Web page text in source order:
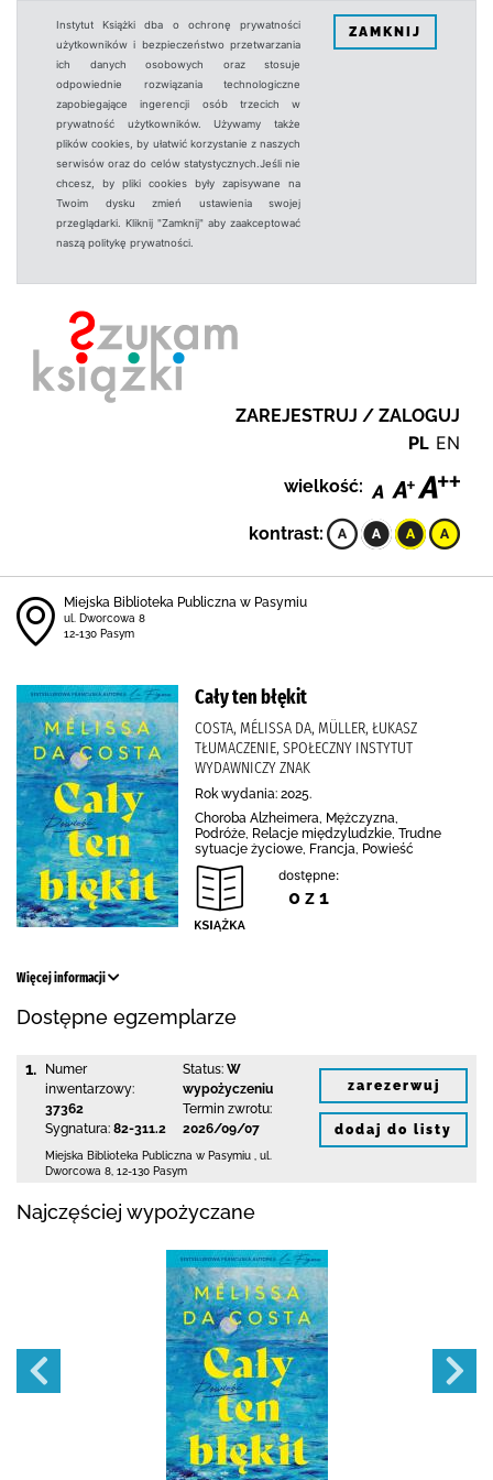
Instytut Książki dba o ochronę prywatności
użytkowników i bezpieczeństwo przetwarzania
ich danych osobowych oraz stosuje
odpowiednie rozwiązania technologiczne
zapobiegające ingerencji osób trzecich w
prywatność użytkowników. Używamy także
plików cookies, by ułatwić korzystanie z naszych
serwisów oraz do celów statystycznych.Jeśli nie
chcesz, by pliki cookies były zapisywane na
Twoim dysku zmień ustawienia swojej
przeglądarki. Kliknij "Zamknij" aby zaakceptować
naszą politykę prywatności.
ZAMKNIJ
ZAREJESTRUJ / ZALOGUJ
PL EN
wielkość:
kontrast:
Miejska Biblioteka Publiczna w Pasymiu
ul. Dworcowa 8
12-130 Pasym
Cały ten błękit
COSTA, MÉLISSA DA, MÜLLER, ŁUKASZ
TŁUMACZENIE, SPOŁECZNY INSTYTUT
WYDAWNICZY ZNAK
Rok wydania: 2025.
Choroba Alzheimera, Mężczyzna,
Podróże, Relacje międzyludzkie, Trudne
sytuacje życiowe, Francja, Powieść
dostępne:
0 z 1
Więcej informacji
Dostępne egzemplarze
1.
Numer
inwentarzowy:
37362
Sygnatura: 82-311.2
Status: W
wypożyczeniu
Termin zwrotu:
2026/09/07
Miejska Biblioteka Publiczna w Pasymiu
ul.
Dworcowa 8 12-130 Pasym
zarezerwuj
dodaj do listy
Najczęściej wypożyczane